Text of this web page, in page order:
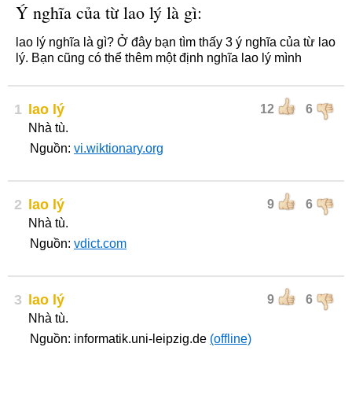
Ý nghĩa của từ lao lý là gì:
lao lý nghĩa là gì? Ở đây bạn tìm thấy 3 ý nghĩa của từ lao
lý. Bạn cũng có thể thêm một định nghĩa lao lý mình
1 12 6
lao lý
Nhà tù.
Nguồn: vi.wiktionary.org
2 9 6
lao lý
Nhà tù.
Nguồn: vdict.com
3 9 6
lao lý
Nhà tù.
Nguồn: informatik.uni-leipzig.de (offline)